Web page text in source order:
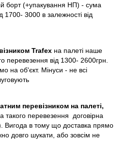
борт (+упакування НП) - сума
1700- 3000 в залежності від
Trafex на палеті наше
перевезення від 1300- 2600грн.
на об'єкт. Мінуси - не всі
перевізником на палеті,
такого перевезення договірна
Вигода в тому що доставка прямо
довго шукати, або зовсім не